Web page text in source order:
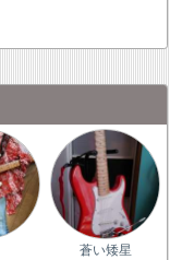
蒼い矮星